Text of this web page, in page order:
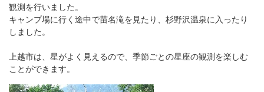
観測を行いました。
キャンプ場に行く途中で苗名滝を見たり、杉野沢温泉に入ったり
しました。
上越市は、星がよく見えるので、季節ごとの星座の観測を楽しむ
ことができます。